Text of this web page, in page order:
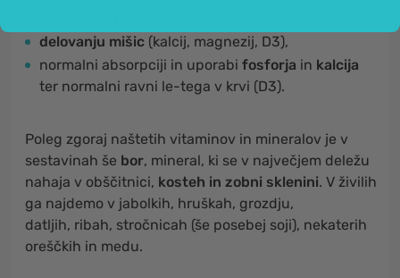
delovanju mišic (kalcij, magnezij, D3),
normalni absorpciji in uporabi fosforja in kalcija
ter normalni ravni le-tega v krvi (D3).
Poleg zgoraj naštetih vitaminov in mineralov je v
sestavinah še bor, mineral, ki se v največjem deležu
nahaja v obščitnici, kosteh in zobni sklenini. V živilih
ga najdemo v jabolkih, hruškah, grozdju,
datljih, ribah, stročnicah (še posebej soji), nekaterih
oreščkih in medu.